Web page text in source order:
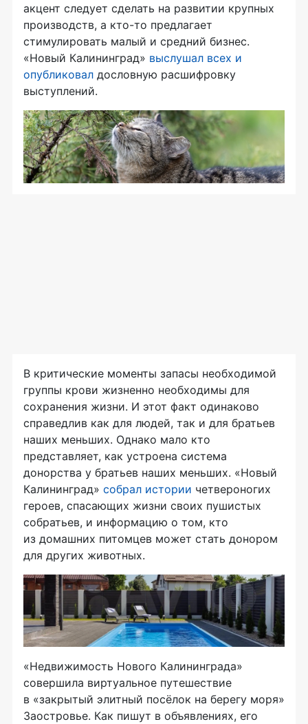
акцент следует сделать на развитии крупных
производств, а кто-то предлагает
стимулировать малый и средний бизнес.
«Новый Калининград» выслушал всех и
опубликовал дословную расшифровку
выступлений.
В критические моменты запасы необходимой
группы крови жизненно необходимы для
сохранения жизни. И этот факт одинаково
справедлив как для людей, так и для братьев
наших меньших. Однако мало кто
представляет, как устроена система
донорства у братьев наших меньших. «Новый
Калининград» собрал истории четвероногих
героев, спасающих жизни своих пушистых
собратьев, и информацию о том, кто
из домашних питомцев может стать донором
для других животных.
«Недвижимость Нового Калининграда»
совершила виртуальное путешествие
в «закрытый элитный посёлок на берегу моря»
Заостровье. Как пишут в объявлениях, его